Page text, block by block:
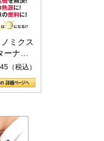
ミクス
ーナシ
新書)
（税込）